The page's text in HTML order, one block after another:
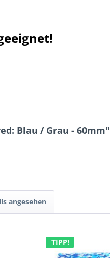
Blau / Grau - 60mm"
angesehen
TIPP!